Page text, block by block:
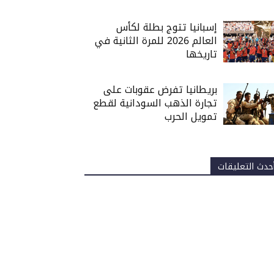
إسبانيا تتوج بطلة لكأس
العالم 2026 للمرة الثانية في
تاريخها
بريطانيا تفرض عقوبات على
تجارة الذهب السودانية لقطع
تمويل الحرب
التعليقات